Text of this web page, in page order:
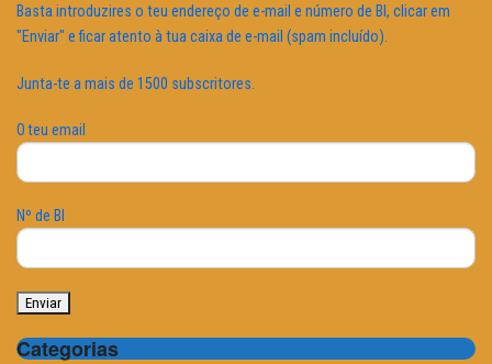
Basta introduzires o teu endereço de e-mail e número de BI, clicar em
"Enviar" e ficar atento à tua caixa de e-mail (spam incluído).
Junta-te a mais de 1500 subscritores.
O teu email
Nº de BI
Categorias